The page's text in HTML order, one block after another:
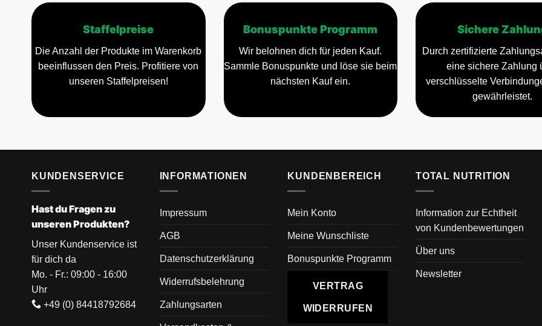
Staffelpreise
Die Anzahl der Produkte im Warenkorb
beeinflussen den Preis. Profitiere von
unseren Staffelpreisen!
Bonuspunkte Programm
Wir belohnen dich für jeden Kauf.
Sammle Bonuspunkte und löse sie beim
nächsten Kauf ein.
Sichere
Durch zertifizierte
eine sichere Zahlung
verschlüsselte
gewährleistet.
KUNDENSERVICE
Hast du Fragen zu
unseren Produkten?
Unser Kundenservice ist
für dich da
Mo. - Fr.: 09:00 - 16:00
Uhr
+49 (0) 84418792684
INFORMATIONEN
Impressum
AGB
Datenschutzerklärung
Widerrufsbelehrung
Zahlungsarten
KUNDENBEREICH
Mein Konto
Meine Wunschliste
Bonuspunkte Programm
VERTRAG
WIDERRUFEN
TOTAL NUTRITION
Information zur Echtheit
von Kundenbewertungen
Über uns
Newsletter